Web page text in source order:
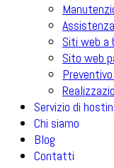
Siti web a
Sito web
Servizio di
Chi siamo
Blog
Contatti